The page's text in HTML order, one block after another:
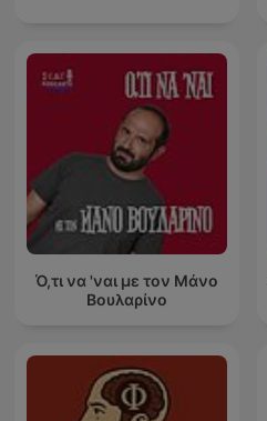
Ό,τι να 'ναι με τον Μάνο
Βουλαρίνο